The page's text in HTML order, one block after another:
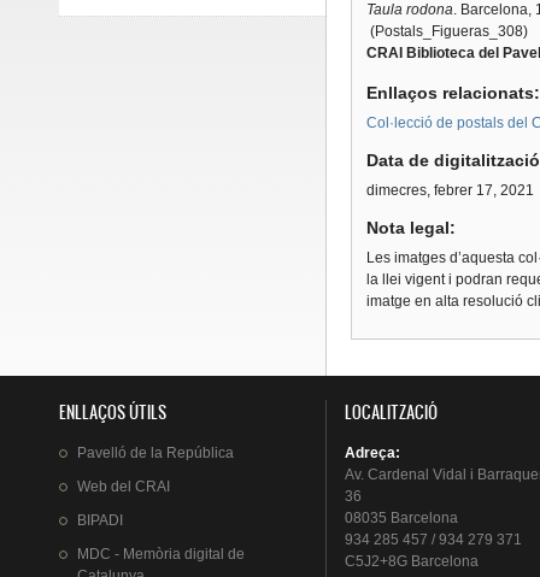
Taula rodona. Barcelona,
(Postals_Figueras_308)
CRAI Biblioteca del
Enllaços
Col·lecció de postals del
Data de
dimecres, febrer 17, 2021
Nota legal:
Les imatges d’aquesta
la llei vigent i podran
imatge en alta resolució
ENLLAÇOS ÚTILS
Pavelló de la República
Web del CRAI
BIPADI
MDC - Memòria digital de
LOCALITZACIÓ
Adreça:
Av. Cardenal Vidal i
36
08035 Barcelona
934 285 457 / 934 279 371
C5J2+8G Barcelona